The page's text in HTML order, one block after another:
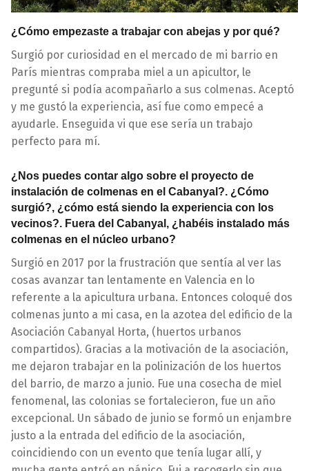
¿Cómo empezaste a trabajar con abejas y por qué?
Surgió por curiosidad en el mercado de mi barrio en
París mientras compraba miel a un apicultor, le
pregunté si podía acompañarlo a sus colmenas. Aceptó
y me gustó la experiencia, así fue como empecé a
ayudarle. Enseguida vi que ese sería un trabajo
perfecto para mí.
¿Nos puedes contar algo sobre el proyecto de
instalación de colmenas en el Cabanyal?. ¿Cómo
surgió?, ¿cómo está siendo la experiencia con los
vecinos?. Fuera del Cabanyal, ¿habéis instalado más
colmenas en el núcleo urbano?
Surgió en 2017 por la frustración que sentía al ver las
cosas avanzar tan lentamente en Valencia en lo
referente a la apicultura urbana. Entonces coloqué dos
colmenas junto a mi casa, en la azotea del edificio de la
Asociación Cabanyal Horta, (huertos urbanos
compartidos). Gracias a la motivación de la asociación,
me dejaron trabajar en la polinización de los huertos
del barrio, de marzo a junio. Fue una cosecha de miel
fenomenal, las colonias se fortalecieron, fue un año
excepcional. Un sábado de junio se formó un enjambre
justo a la entrada del edificio de la asociación,
coincidiendo con un evento que tenía lugar allí, y